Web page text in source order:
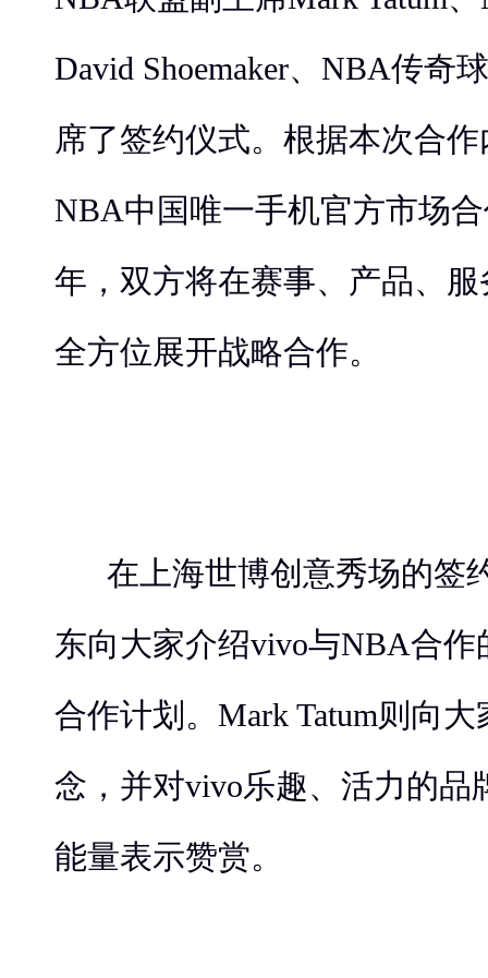
David Shoemaker、NBA传奇
席了签约仪式。根据本次合
NBA中国唯一手机官方市场
年，双方将在赛事、产品、
全方位展开战略合作。
在上海世博创意秀场的签
东向大家介绍vivo与NBA合
合作计划。Mark Tatum则向
念，并对vivo乐趣、活力的品
能量表示赞赏。